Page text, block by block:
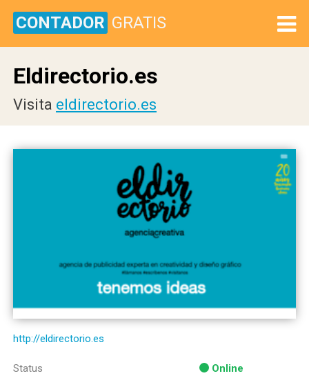
CONTADOR GRATIS
Eldirectorio.es
Visita eldirectorio.es
http://eldirectorio.es
Status Online